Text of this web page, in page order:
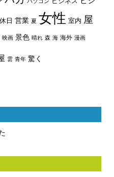
休日 営業 夏 女性 室内 屋
映画 景色 晴れ 森 海 海外 漫画
雲 青年 驚く